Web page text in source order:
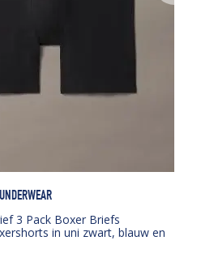
3 Pack Boxer Briefs
in uni zwart, blauw en